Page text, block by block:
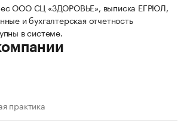
ООО СЦ «ЗДОРОВЬЕ», выписка ЕГРЮЛ,
и бухгалтерская отчетность
в системе.
практика